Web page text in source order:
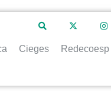
Cieges Redecoesp